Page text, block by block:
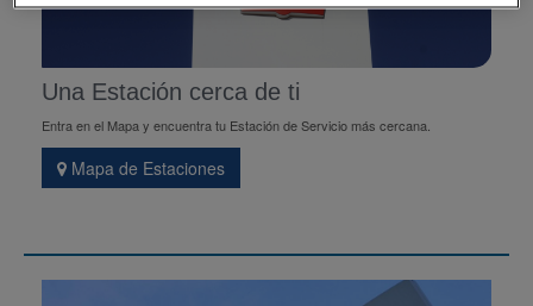
Una Estación cerca de ti
Entra en el Mapa y encuentra tu Estación de Servicio más cercana.
Mapa de Estaciones